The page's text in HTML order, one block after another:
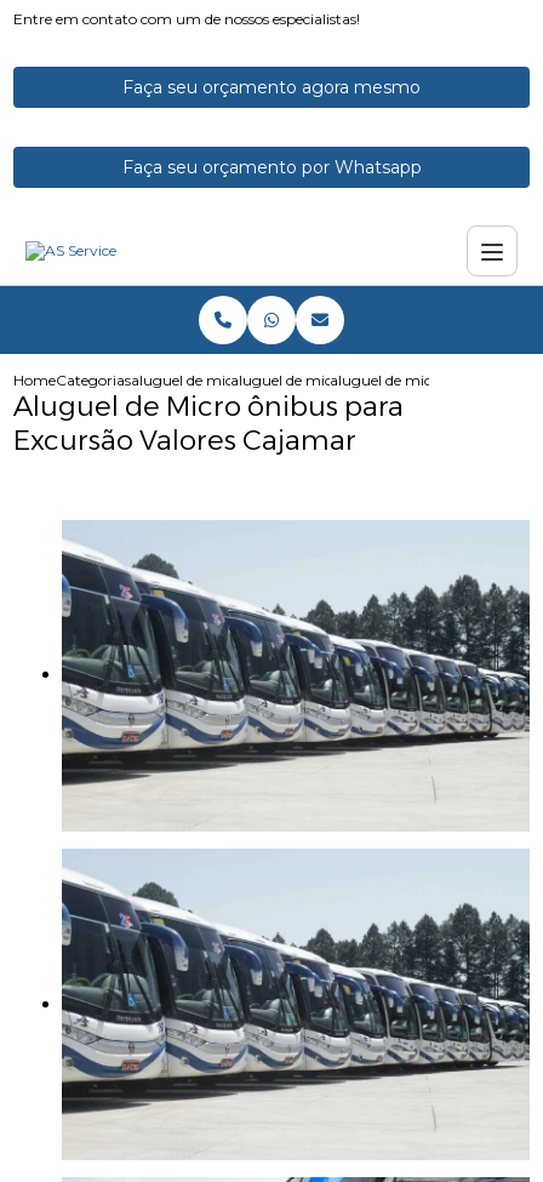
Entre em contato com um de nossos especialistas!
Faça seu orçamento agora mesmo
Faça seu orçamento por Whatsapp
HomeCategoriasaluguel de micro onibusaluguel de micro onibus para funcionarios
aluguel de micro onibus para
Aluguel de Micro ônibus para
Excursão Valores Cajamar